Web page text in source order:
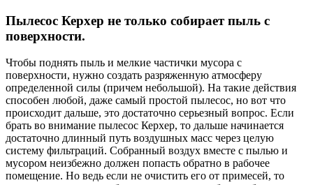
Пылесос Керхер не только собирает пыль с
поверхности.
Чтобы поднять пыль и мелкие частички мусора с
поверхности, нужно создать разряженную атмосферу
определенной силы (причем небольшой). На такие действия
способен любой, даже самый простой пылесос, но вот что
происходит дальше, это достаточно серьезный вопрос. Если
брать во внимание пылесос Керхер, то дальше начинается
достаточно длинный путь воздушных масс через целую
систему фильтраций. Собранный воздух вместе с пылью и
мусором неизбежно должен попасть обратно в рабочее
помещение. Но ведь если не очистить его от примесей, то